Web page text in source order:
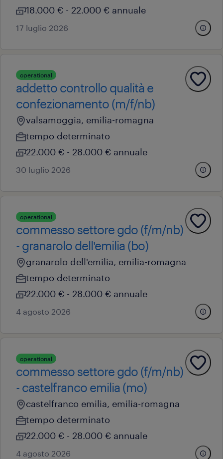
18.000 € - 22.000 € annuale
17 luglio 2026
operational
addetto controllo qualità e
confezionamento (m/f/nb)
valsamoggia, emilia-romagna
tempo determinato
22.000 € - 28.000 € annuale
30 luglio 2026
operational
commesso settore gdo (f/m/nb)
- granarolo dell'emilia (bo)
granarolo dell'emilia, emilia-romagna
tempo determinato
22.000 € - 28.000 € annuale
4 agosto 2026
operational
commesso settore gdo (f/m/nb)
- castelfranco emilia (mo)
castelfranco emilia, emilia-romagna
tempo determinato
22.000 € - 28.000 € annuale
4 agosto 2026